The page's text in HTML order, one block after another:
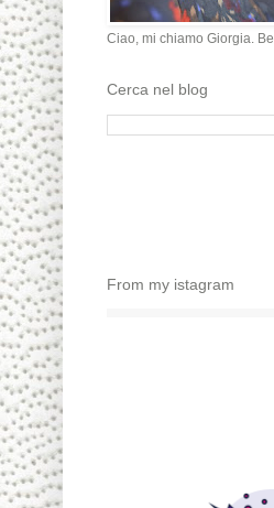
Ciao, mi chiamo Giorgia.
Cerca nel blog
From my istagram